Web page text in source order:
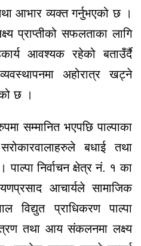
आभार व्यक्त गर्नुभएको छ ।
प्राप्तीको सफलताका लागि
आवश्यक रहेको बताउँर्दै
अहोरात्र खट्ने
छ ।
सम्मानित भएपछि पाल्पाका
बधाई तथा
निर्वाचन क्षेत्र नं. १ का
आचार्यले सामाजिक
विद्युत प्राधिकरण पाल्पा
तथा आय संकलनमा लक्ष्य